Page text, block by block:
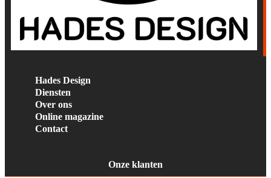
Hades Design
Diensten
Over ons
Online magazine
Contact
Onze klanten